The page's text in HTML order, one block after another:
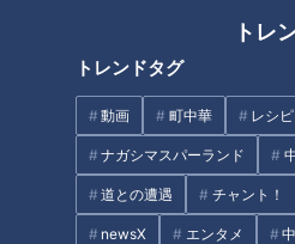
トレ
トレンドタグ
動画 町中華 レシピ
ナガシマスパーランド
道との遭遇 チャント！
newsX エンタメ
「ピーマンとちくわ、じゃこの
炒めもの」の作り方【キユーピ
ー３分クッキング】
グ
北辻利寿 コラム 愛知県体